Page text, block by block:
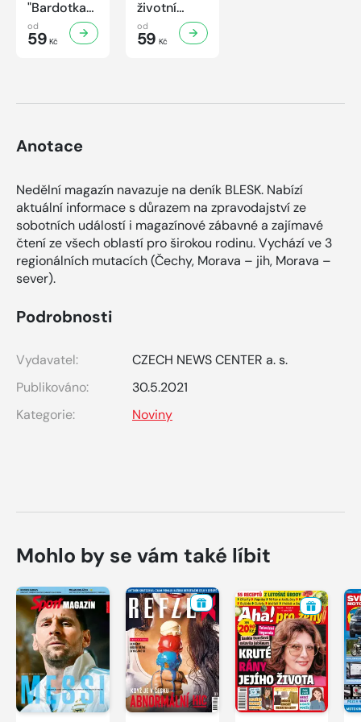
"Bardotka"
Jana
Brejchová
Mezi slávou
od
59 Kč
životní
příběh
sympaťáka
českého
od
59 Kč
Anotace
Nedělní magazín navazuje na deník BLESK. Nabízí
aktuální informace s důrazem na zpravodajství ze
sobotních událostí i magazínové zábavné a zajímavé
čtení ze všech oblastí pro širokou rodinu. Vychází ve 3
regionálních mutacích (Čechy, Morava – jih, Morava –
sever).
Podrobnosti
Vydavatel:
CZECH NEWS CENTER a. s.
Publikováno:
30.5.2021
Kategorie:
Noviny
Mohlo by se vám také líbit